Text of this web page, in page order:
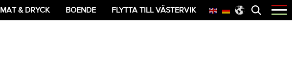
Öppna
menyn
MAT & DRYCK BOENDE FLYTTA TILL VÄSTERVIK